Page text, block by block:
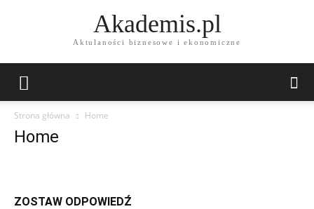
Akademis.pl
Aktulaności biznesowe i ekonomiczne
Strona główna Home
Home
ZOSTAW ODPOWIEDŹ